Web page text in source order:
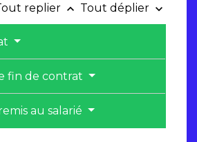
replier keyboard_arrow_up Tout déplier keyboard_arrow_down
fin de contrat
au salarié